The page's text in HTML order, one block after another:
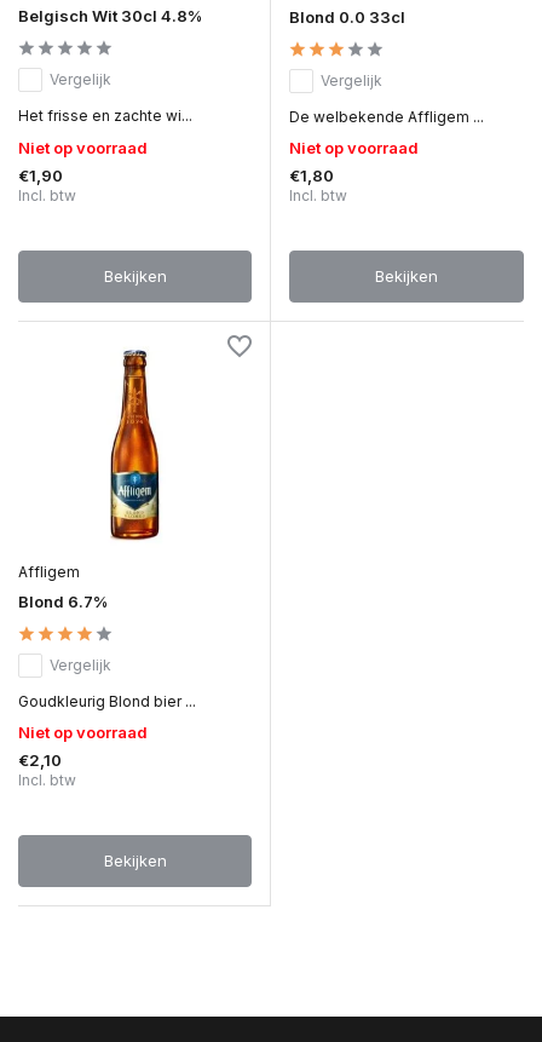
Belgisch Wit 30cl 4.8%
Vergelijk
Het frisse en zachte wi...
Niet op voorraad
€1,90
Incl. btw
Bekijken
Blond 0.0 33cl
Vergelijk
De welbekende Affligem ...
Niet op voorraad
€1,80
Incl. btw
Bekijken
Affligem
Blond 6.7%
Vergelijk
Goudkleurig Blond bier ...
Niet op voorraad
€2,10
Incl. btw
Bekijken